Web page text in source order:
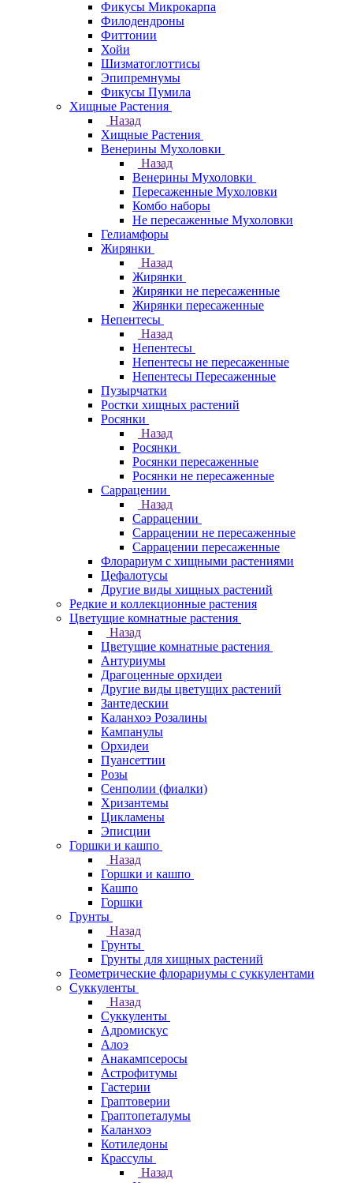
Фикусы Микрокарпа
Филодендроны
Фиттонии
Хойи
Шизматоглоттисы
Эпипремнумы
Фикусы Пумила
Хищные Растения
Назад
Хищные Растения
Венерины Мухоловки
Назад
Венерины Мухоловки
Пересаженные Мухоловки
Комбо наборы
Не пересаженные Мухоловки
Гелиамфоры
Жирянки
Назад
Жирянки
Жирянки не пересаженные
Жирянки пересаженные
Непентесы
Назад
Непентесы
Непентесы не пересаженные
Непентесы Пересаженные
Пузырчатки
Ростки хищных растений
Росянки
Назад
Росянки
Росянки пересаженные
Росянки не пересаженные
Саррацении
Назад
Саррацении
Саррацении не пересаженные
Саррацении пересаженные
Флорариум с хищными растениями
Цефалотусы
Другие виды хищных растений
Редкие и коллекционные растения
Цветущие комнатные растения
Назад
Цветущие комнатные растения
Антуриумы
Драгоценные орхидеи
Другие виды цветущих растений
Зантедескии
Каланхоэ Розалины
Кампанулы
Орхидеи
Пуансеттии
Розы
Сенполии (фиалки)
Хризантемы
Цикламены
Эписции
Горшки и кашпо
Назад
Горшки и кашпо
Кашпо
Горшки
Грунты
Назад
Грунты
Грунты для хищных растений
Геометрические флорариумы с суккулентами
Суккуленты
Назад
Суккуленты
Адромискус
Алоэ
Анакампсеросы
Астрофитумы
Гастерии
Граптоверии
Граптопеталумы
Каланхоэ
Котиледоны
Крассулы
Назад